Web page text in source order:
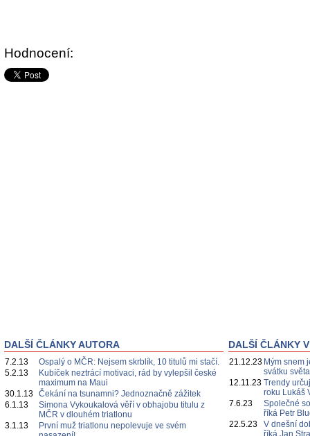
Hodnocení:
DALŠÍ ČLÁNKY AUTORA
7.2.13
Ospalý o MČR: Nejsem skrblík, 10 titulů mi stačí.
5.2.13
Kubíček neztrácí motivaci, rád by vylepšil české
maximum na Maui
30.1.13 Čekání na tsunamni? Jednoznačně zážitek
6.1.13
Simona Vykoukalová věří v obhajobu titulu z
MČR v dlouhém triatlonu
3.1.13
První muž triatlonu nepolevuje ve svém
DALŠÍ ČLÁNKY
21.12.23 Mým snem
svátku
12.11.23 Trendy
roku Lukáš
7.6.23
Společné
říká Petr
22.5.23
V dnešní
říká Jan